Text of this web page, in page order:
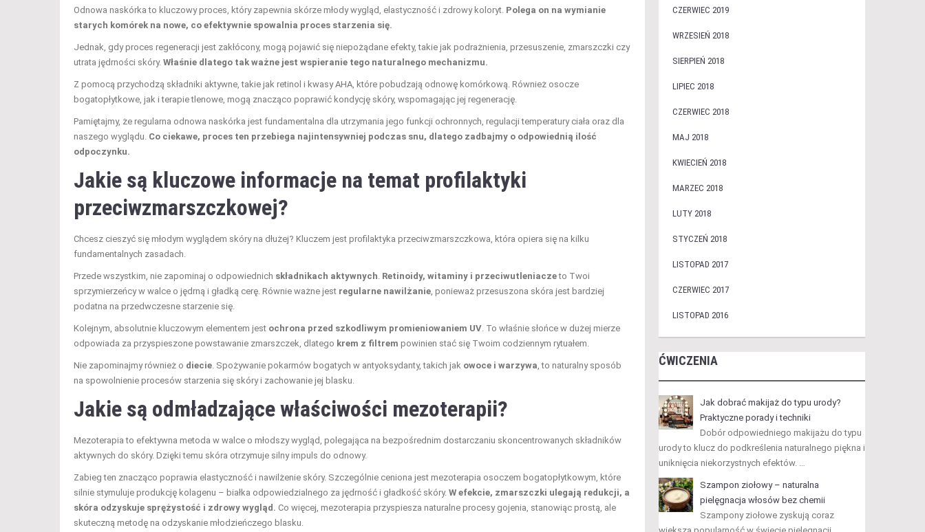
Odnowa naskórka to kluczowy proces, który zapewnia skórze młody wygląd, elastyczność i zdrowy koloryt. Polega on na wymianie
starych komórek na nowe, co efektywnie spowalnia proces starzenia się.
Jednak, gdy proces regeneracji jest zakłócony, mogą pojawić się niepożądane efekty, takie jak podrażnienia, przesuszenie, zmarszczki czy
utrata jędrności skóry. Właśnie dlatego tak ważne jest wspieranie tego naturalnego mechanizmu.
Z pomocą przychodzą składniki aktywne, takie jak retinol i kwasy AHA, które pobudzają odnowę komórkową. Również osocze
bogatopłytkowe, jak i terapie tlenowe, mogą znacząco poprawić kondycję skóry, wspomagając jej regenerację.
Pamiętajmy, że regularna odnowa naskórka jest fundamentalna dla utrzymania jego funkcji ochronnych, regulacji temperatury ciała oraz dla
naszego wyglądu. Co ciekawe, proces ten przebiega najintensywniej podczas snu, dlatego zadbajmy o odpowiednią ilość
odpoczynku.
Jakie są kluczowe informacje na temat profilaktyki
przeciwzmarszczkowej?
Chcesz cieszyć się młodym wyglądem skóry na dłużej? Kluczem jest profilaktyka przeciwzmarszczkowa, która opiera się na kilku
fundamentalnych zasadach.
Przede wszystkim, nie zapominaj o odpowiednich składnikach aktywnych Retinoidy, witaminy i przeciwutleniaczeto Twoi
sprzymierzeńcy w walce o jędrną i gładką cerę. Równie ważne jest regularne nawilżanie , ponieważ przesuszona skóra jest bardziej
podatna na przedwczesne starzenie się.
Kolejnym, absolutnie kluczowym elementem jest ochrona przed szkodliwym promieniowaniem UV . To właśnie słońce w dużej mierze
odpowiada za przyspieszone powstawanie zmarszczek, dlatego krem z filtrem powinien stać się Twoim codziennym rytuałem.
Nie zapominajmy również o diecie . Spożywanie pokarmów bogatych w antyoksydanty, takich jak owoce i warzywa , to naturalny sposób
na spowolnienie procesów starzenia się skóry i zachowanie jej blasku.
Jakie są odmładzające właściwości mezoterapii?
Mezoterapia to efektywna metoda w walce o młodszy wygląd, polegająca na bezpośrednim dostarczaniu skoncentrowanych składników
aktywnych do skóry. Dzięki temu skóra otrzymuje silny impuls do odnowy.
Zabieg ten znacząco poprawia elastyczność i nawilżenie skóry. Szczególnie ceniona jest mezoterapia osoczem bogatopłytkowym, które
silnie stymuluje produkcję kolagenu – białka odpowiedzialnego za jędrność i gładkość skóry. W efekcie, zmarszczki ulegają redukcji, a
skóra odzyskuje sprężystość i zdrowy wygląd. Co więcej, mezoterapia przyspiesza naturalne procesy gojenia, stanowiąc prostą, ale
skuteczną metodę na odzyskanie młodzieńczego blasku.
CZERWIEC 2019
WRZESIEŃ 2018
SIERPIEŃ 2018
LIPIEC 2018
CZERWIEC 2018
MAJ 2018
KWIECIEŃ 2018
MARZEC 2018
LUTY 2018
STYCZEŃ 2018
LISTOPAD 2017
CZERWIEC 2017
LISTOPAD 2016
ĆWICZENIA
Jak dobrać makijaż do typu urody?
Praktyczne porady i techniki
Dobór odpowiedniego makijażu do typu
urody to klucz do podkreślenia naturalnego piękna i
uniknięcia niekorzystnych efektów. …
Szampon ziołowy – naturalna
pielęgnacja włosów bez chemii
Szampony ziołowe zyskują coraz